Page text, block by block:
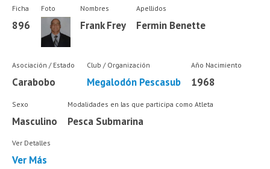
Ficha
896
Foto Nombres
Frank Frey
Apellidos
Fermin Benette
Asociación / Estado
Carabobo
Club / Organización
Megalodón Pescasub
Año Nacimiento
1968
Sexo
Masculino
Modalidades en las que participa como Atleta
Pesca Submarina
Ver Detalles
Ver Más